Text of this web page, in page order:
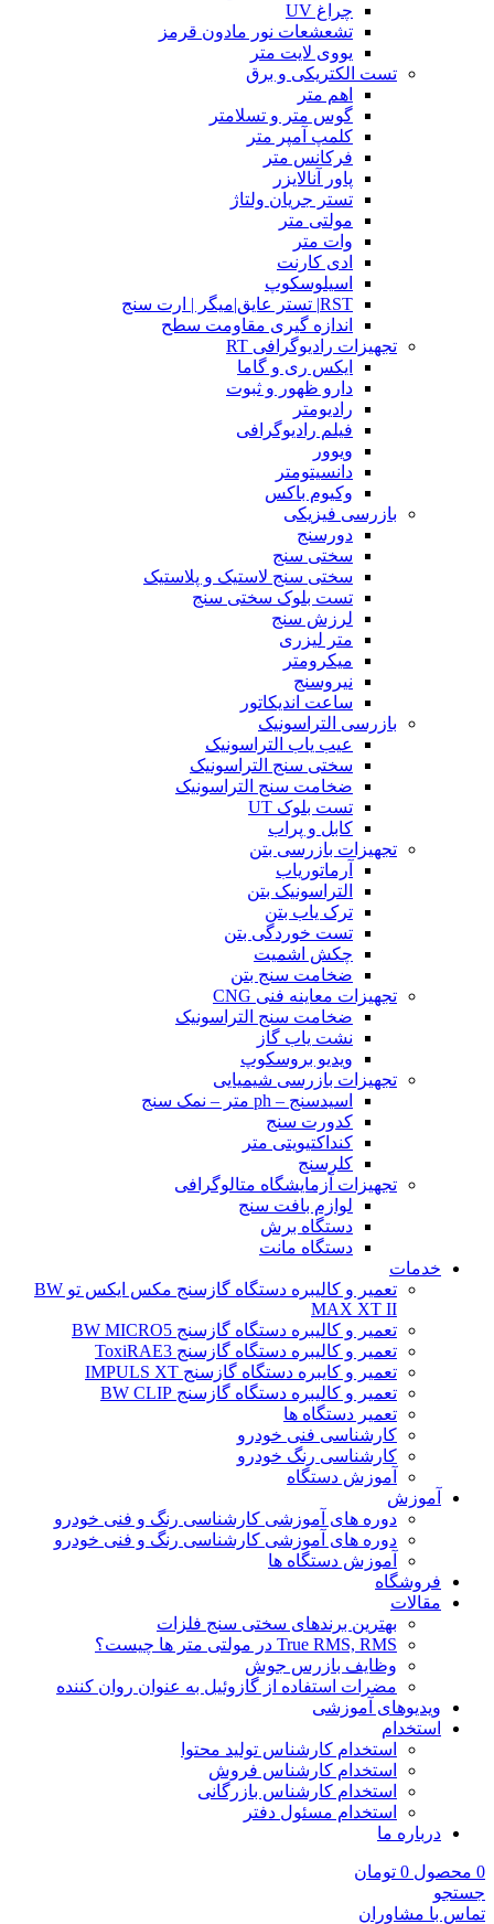
چراغ UV
تشعشعات نور مادون قرمز
یووی لایت متر
تست الکتریکی و برق
اهم متر
گوس متر و تسلامتر
کلمپ آمپر متر
فرکانس متر
پاور آنالایزر
تستر جریان ولتاژ
مولتی متر
وات متر
ادی کارنت
اسیلوسکوپ
RST| تستر عایق|میگر | ارت سنج
اندازه گیری مقاومت سطح
تجهیزات رادیوگرافی RT
ایکس ری و گاما
دارو ظهور و ثبوت
رادیومتر
فیلم رادیوگرافی
ویوور
دانسیتومتر
وکیوم باکس
بازرسی فیزیکی
دورسنج
سختی سنج
سختی سنج لاستیک و پلاستیک
تست بلوک سختی سنج
لرزش سنج
متر لیزری
میکرومتر
نیروسنج
ساعت اندیکاتور
بازرسی التراسونیک
عیب یاب التراسونیک
سختی سنج التراسونیک
ضخامت سنج التراسونیک
تست بلوک UT
کابل و پراب
تجهیزات بازرسی بتن
آرماتوریاب
التراسونیک بتن
ترک یاب بتن
تست خوردگی بتن
چکش اشمیت
ضخامت سنج بتن
تجهیزات معاینه فنی CNG
ضخامت سنج التراسونیک
نشت یاب گاز
ویدیو بروسکوپ
تجهیزات بازرسی شیمیایی
اسیدسنج – ph متر – نمک سنج
کدورت سنج
کنداکتیویتی متر
کلرسنج
تجهیزات آزمایشگاه متالوگرافی
لوازم بافت سنج
دستگاه برش
دستگاه مانت
خدمات
تعمیر و کالیبره دستگاه گازسنج مکس ایکس تو BW
MAX XT II
تعمیر و کالیبره دستگاه گازسنج BW MICRO5
تعمیر و کالیبره دستگاه گازسنج ToxiRAE3
تعمیر و کایبره دستگاه گازسنج IMPULS XT
تعمیر و کالیبره دستگاه گازسنج BW CLIP
تعمیر دستگاه ها
کارشناسی فنی خودرو
کارشناسی رنگ خودرو
آموزش دستگاه
آموزش
دوره های آموزشی کارشناسی رنگ و فنی خودرو
دوره های آموزشی کارشناسی رنگ و فنی خودرو
آموزش دستگاه ها
فروشگاه
مقالات
بهترین برندهای سختی سنج فلزات
True RMS, RMS در مولتی متر ها چیست؟
وظایف بازرس جوش
مضرات استفاده از گازوئیل به عنوان روان کننده
ویدیوهای آموزشی
استخدام
استخدام کارشناس تولید محتوا
استخدام کارشناس فروش
استخدام کارشناس بازرگانی
استخدام مسئول دفتر
درباره ما
0 محصول 0 تومان
جستجو
تماس با مشاوران